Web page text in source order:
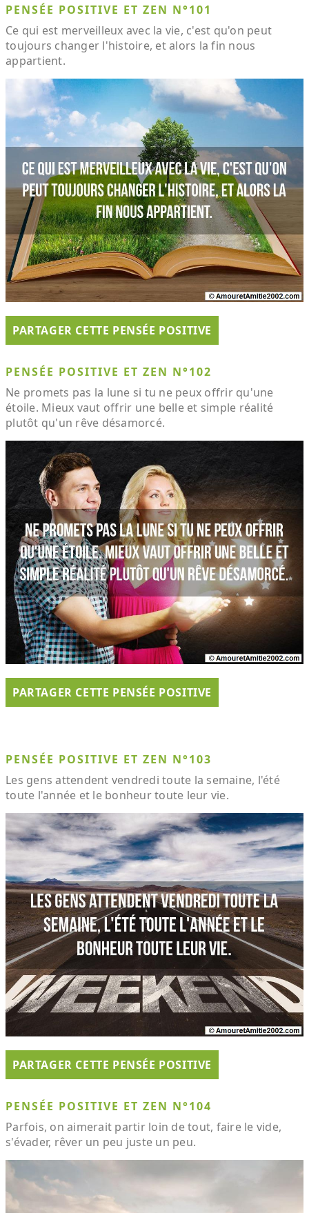
PENSÉE POSITIVE ET ZEN N°101
Ce qui est merveilleux avec la vie, c'est qu'on peut
toujours changer l'histoire, et alors la fin nous
appartient.
PARTAGER CETTE PENSÉE POSITIVE
PENSÉE POSITIVE ET ZEN N°102
Ne promets pas la lune si tu ne peux offrir qu'une
étoile. Mieux vaut offrir une belle et simple réalité
plutôt qu'un rêve désamorcé.
PARTAGER CETTE PENSÉE POSITIVE
PENSÉE POSITIVE ET ZEN N°103
Les gens attendent vendredi toute la semaine, l'été
toute l'année et le bonheur toute leur vie.
PARTAGER CETTE PENSÉE POSITIVE
PENSÉE POSITIVE ET ZEN N°104
Parfois, on aimerait partir loin de tout, faire le vide,
s'évader, rêver un peu juste un peu.